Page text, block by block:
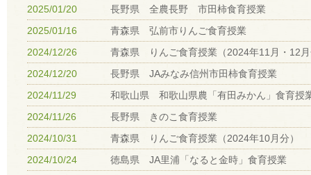
2025/01/20
長野県 全農長野 市田柿食育授業
2025/01/16
青森県 弘前市りんご食育授業
2024/12/26
青森県 りんご食育授業（2024年11月・12
2024/12/20
長野県 JAみなみ信州市田柿食育授業
2024/11/29
和歌山県 和歌山県農「有田みかん」食育授
2024/11/26
長野県 きのこ食育授業
2024/10/31
青森県 りんご食育授業（2024年10月分）
2024/10/24
徳島県 JA里浦「なると金時」食育授業